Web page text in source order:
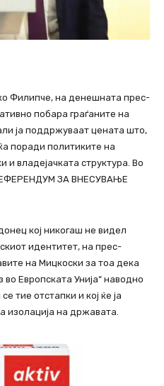
Филипче, на денешната прес-
побара граѓаните на
ја поддржуваат цената што,
поради политиките на
и владејачката структура. Во
ЗА ВНЕСУВАЊЕ
кој никогаш не видел
идентитет, на прес-
на Мицкоски за тоа дека
Европската Унија“ наводно
тие отстапки и кој ќе ја
изолација на државата.